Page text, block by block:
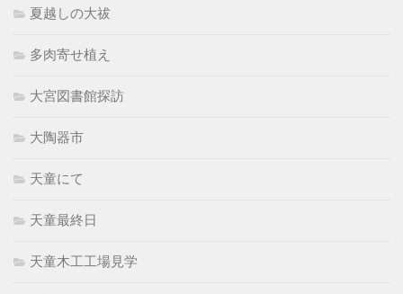
夏越しの大祓
多肉寄せ植え
大宮図書館探訪
大陶器市
天童にて
天童最終日
天童木工工場見学